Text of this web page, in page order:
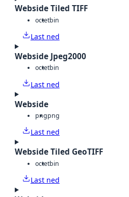
Webside Tiled TIFF
octetbin
Last ned
Webside Jpeg2000
octetbin
Last ned
Webside
pngpng
Last ned
Webside Tiled GeoTIFF
octetbin
Last ned